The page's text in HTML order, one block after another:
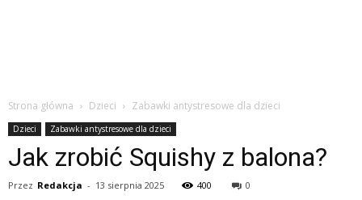
Strona główna Dzieci Zabawki antystresowe dla dzieci
Dzieci Zabawki antystresowe dla dzieci
Jak zrobić Squishy z balona?
Przez Redakcja - 13 sierpnia 2025 400 0